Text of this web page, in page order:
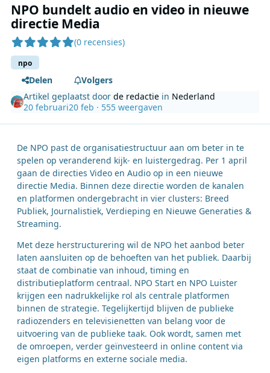
NPO bundelt audio en video in nieuwe
directie Media
(0 recensies)
npo
Delen
Volgers
Artikel geplaatst doorde redactie in Nederland
20 februari20 feb · 555 weergaven
De NPO past de organisatiestructuur aan om beter in te
spelen op veranderend kijk- en luistergedrag. Per 1 april
gaan de directies Video en Audio op in een nieuwe
directie Media. Binnen deze directie worden de kanalen
en platformen ondergebracht in vier clusters: Breed
Publiek, Journalistiek, Verdieping en Nieuwe Generaties &
Streaming.
Met deze herstructurering wil de NPO het aanbod beter
laten aansluiten op de behoeften van het publiek. Daarbij
staat de combinatie van inhoud, timing en
distributieplatform centraal. NPO Start en NPO Luister
krijgen een nadrukkelijke rol als centrale platformen
binnen de strategie. Tegelijkertijd blijven de publieke
radiozenders en televisienetten van belang voor de
uitvoering van de publieke taak. Ook wordt, samen met
de omroepen, verder geïnvesteerd in online content via
eigen platforms en externe sociale media.